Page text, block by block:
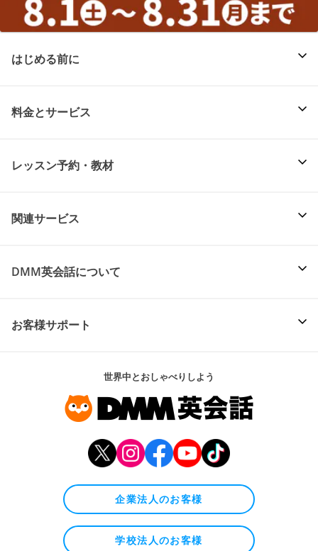
はじめる前に
料金とサービス
レッスン予約・教材
関連サービス
DMM英会話について
お客様サポート
世界中とおしゃべりしよう
企業法人のお客様
学校法人のお客様